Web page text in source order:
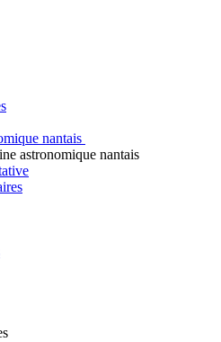
nantais
astronomique nantais